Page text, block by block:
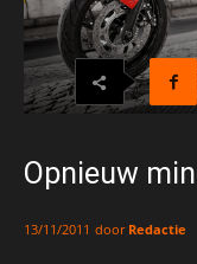
Opnieuw
13/11/2011 door Redactie